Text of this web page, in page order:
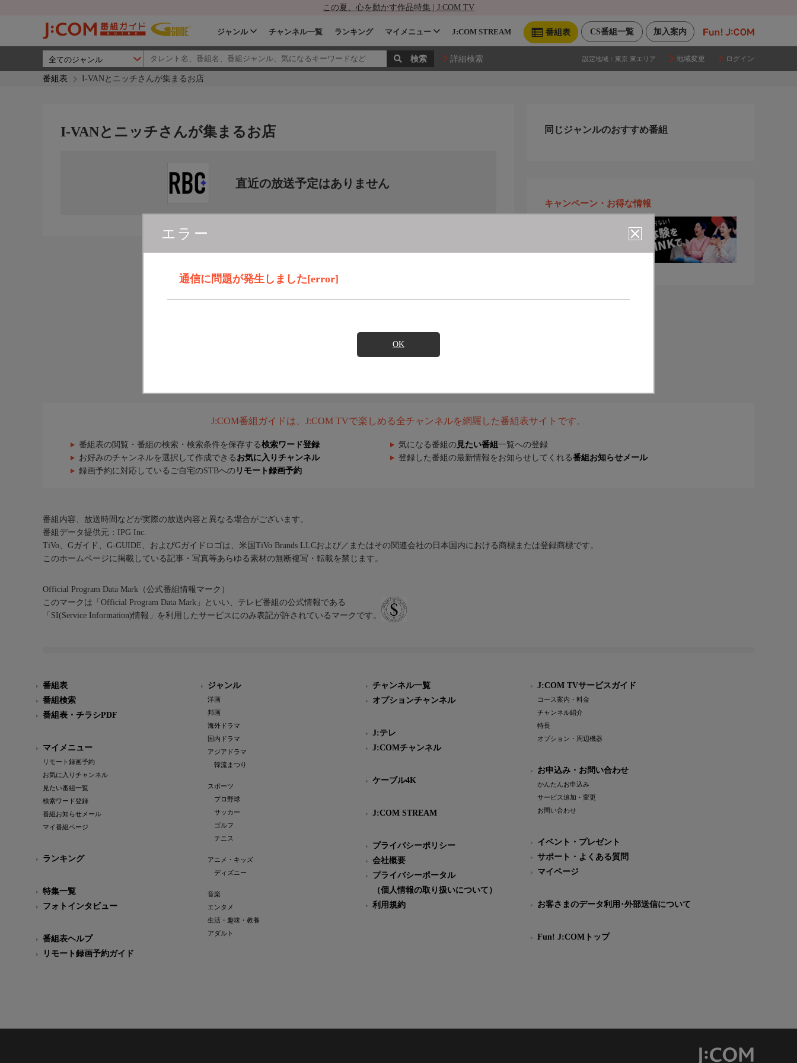
この夏、心を動かす作品特集 | J:COM TV
加入案内
CS番組一覧
番組表
ジャンル チャンネル一覧 ランキング マイメニュー J:COM STREAM
詳細検索 設定地域： 東京 東エリア 地域変更 ログイン
番組表 I-VANとニッチさんが集まるお店
エラー
通信に問題が発生しました[error]
OK
I-VANとニッチさんが集まるお店
直近の放送予定はありません
同じジャンルのおすすめ番組
キャンペーン・お得な情報
J:COM番組ガイドは、J:COM TVで楽しめる全チャンネルを網羅した番組表サイトです。
番組表の閲覧・番組の検索・検索条件を保存する検索ワード登録 気になる番組の 見たい番組 一覧への登録
お好みのチャンネルを選択して作成できる お気に入りチャンネル 登録した番組の最新情報をお知らせしてくれる番組お知らせメール
録画予約に対応しているご自宅のSTBへの リモート録画予約
番組内容、放送時間などが実際の放送内容と異なる場合がございます。
番組データ提供元：IPG Inc.
TiVo、Gガイド、G-GUIDE、およびGガイドロゴは、米国TiVo Brands LLCおよび／またはその関連会社の日本国内における商標または登録商標です。
このホームページに掲載している記事・写真等あらゆる素材の無断複写・転載を禁じます。
Official Program Data Mark（公式番組情報マーク）
このマークは「Official Program Data Mark」といい、テレビ番組の公式情報である
「SI(Service Information)情報」を利用したサービスにのみ表記が許されているマークです。
番組表
番組検索
番組表・チラシPDF
マイメニュー
リモート録画予約
お気に入りチャンネル
見たい番組一覧
検索ワード登録
番組お知らせメール
マイ番組ページ
ランキング
特集一覧
フォトインタビュー
番組表ヘルプ
リモート録画予約ガイド
ジャンル
洋画
邦画
海外ドラマ
国内ドラマ
アジアドラマ
韓流まつり
スポーツ
プロ野球
サッカー
ゴルフ
テニス
アニメ・キッズ
ディズニー
音楽
エンタメ
生活・趣味・教養
アダルト
チャンネル一覧
オプションチャンネル
J:テレ
J:COMチャンネル
ケーブル4K
J:COM STREAM
プライバシーポリシー
会社概要
プライバシーポータル
（個人情報の取り扱いについて）
利用規約
J:COM TVサービスガイド
コース案内・料金
チャンネル紹介
特長
オプション・周辺機器
お申込み・お問い合わせ
かんたんお申込み
サービス追加・変更
お問い合わせ
イベント・プレゼント
サポート・よくある質問
マイページ
お客さまのデータ利用･外部送信について
Fun! J:COMトップ